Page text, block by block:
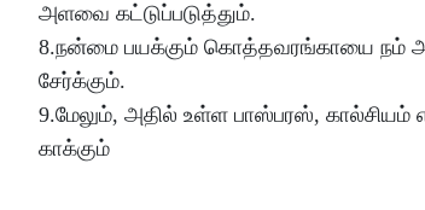
அளவை கட்டுப்படுத்தும்.
8.நன்மை பயக்கும் கொத்தவரங்காயை நம்
சேர்க்கும்.
9.மேலும், அதில் உள்ள பாஸ்பரஸ்,
காக்கும்